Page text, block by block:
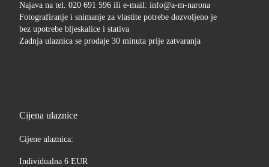
Najava na tel. 020 691 596 ili e-mail: info@a-m-narona
Fotografiranje i snimanje za vlastite potrebe dozvoljeno je
bez upotrebe bljeskalice i stativa
Zadnja ulaznica se prodaje 30 minuta prije zatvaranja
Cijena ulaznice
Cijene ulaznica:
Individualna 6 EUR